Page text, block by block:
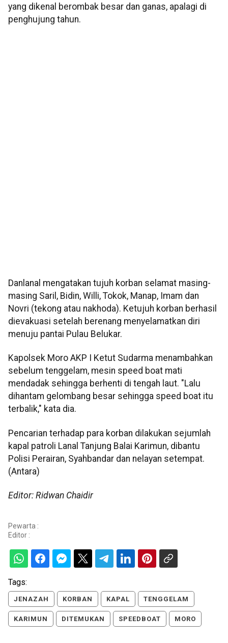
yang dikenal berombak besar dan ganas, apalagi di
penghujung tahun.
Danlanal mengatakan tujuh korban selamat masing-
masing Saril, Bidin, Willi, Tokok, Manap, Imam dan
Novri (tekong atau nakhoda). Ketujuh korban berhasil
dievakuasi setelah berenang menyelamatkan diri
menuju pantai Pulau Belukar.
Kapolsek Moro AKP I Ketut Sudarma menambahkan
sebelum tenggelam, mesin speed boat mati
mendadak sehingga berhenti di tengah laut. "Lalu
dihantam gelombang besar sehingga speed boat itu
terbalik," kata dia.
Pencarian terhadap para korban dilakukan sejumlah
kapal patroli Lanal Tanjung Balai Karimun, dibantu
Polisi Perairan, Syahbandar dan nelayan setempat.
(Antara)
Editor: Ridwan Chaidir
Pewarta :
Editor :
Tags:
JENAZAH KORBAN KAPAL TENGGELAM
KARIMUN DITEMUKAN SPEEDBOAT MORO